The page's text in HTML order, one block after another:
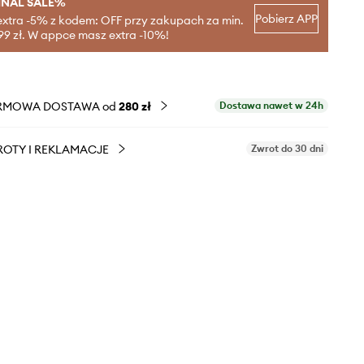
-5% z kodem: OFF przy zakupach za min.
zł. W appce masz extra -10%!
Pobierz APP
DOSTAWA od 280 zł Dostawa nawet w 24h
I REKLAMACJE Zwrot do 30 dni